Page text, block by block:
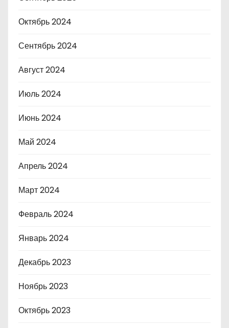
Октябрь 2024
Сентябрь 2024
Август 2024
Июль 2024
Июнь 2024
Май 2024
Апрель 2024
Март 2024
Февраль 2024
Январь 2024
Декабрь 2023
Ноябрь 2023
Октябрь 2023